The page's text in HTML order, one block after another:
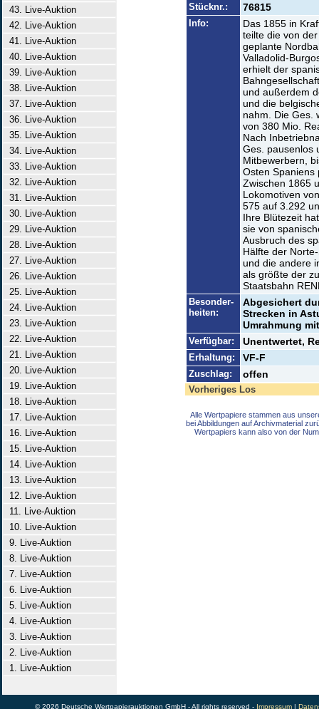
43. Live-Auktion
42. Live-Auktion
41. Live-Auktion
40. Live-Auktion
39. Live-Auktion
38. Live-Auktion
37. Live-Auktion
36. Live-Auktion
35. Live-Auktion
34. Live-Auktion
33. Live-Auktion
32. Live-Auktion
31. Live-Auktion
30. Live-Auktion
29. Live-Auktion
28. Live-Auktion
27. Live-Auktion
26. Live-Auktion
25. Live-Auktion
24. Live-Auktion
23. Live-Auktion
22. Live-Auktion
21. Live-Auktion
20. Live-Auktion
19. Live-Auktion
18. Live-Auktion
17. Live-Auktion
16. Live-Auktion
15. Live-Auktion
14. Live-Auktion
13. Live-Auktion
12. Live-Auktion
11. Live-Auktion
10. Live-Auktion
9. Live-Auktion
8. Live-Auktion
7. Live-Auktion
6. Live-Auktion
5. Live-Auktion
4. Live-Auktion
3. Live-Auktion
2. Live-Auktion
1. Live-Auktion
Stücknr.: 76815
Info:
Das 1855 in
teilte die von
geplante
Valladolid-
erhielt der
und außerdem
und die
nahm. Die Ges.
von 380 Mio.
Nach
Ges. pausenlos
Mitbewerbern,
Osten Spaniens
Zwischen 1865
Lokomotiven
575 auf 3.292
Ihre Blütezeit
sie von
Ausbruch des
Hälfte der
und die andere
als größte der
Staatsbahn
Besonder-
heiten:
Abgesichert
Strecken in
Umrahmung
Verfügbar: Unentwertet,
Erhaltung: VF-F
Zuschlag: offen
Vorheriges Los
Alle Wertpapiere stammen aus
bei Abbildungen auf Archivmaterial
Wertpapiers kann also von der
© 2026 Deutsche Wertpapierauktionen GmbH - All rights reserved - Impressum|